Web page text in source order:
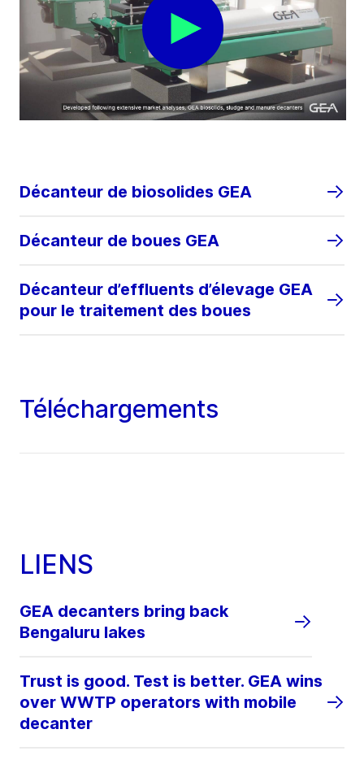
Décanteur de biosolides GEA
Décanteur de boues GEA
Décanteur d’effluents d’élevage GEA
pour le traitement des boues
Téléchargements
LIENS
GEA decanters bring back
Bengaluru lakes
Trust is good. Test is better. GEA wins
over WWTP operators with mobile
decanter